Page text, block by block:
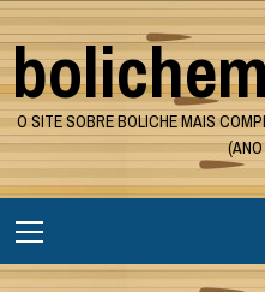
Skip
to
content
O SITE SOBRE BOLICHE MAIS
Menu